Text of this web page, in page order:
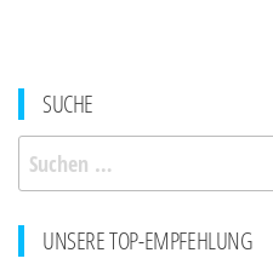
SUCHE
Suchen
nach:
UNSERE TOP-EMPFEHLUNG